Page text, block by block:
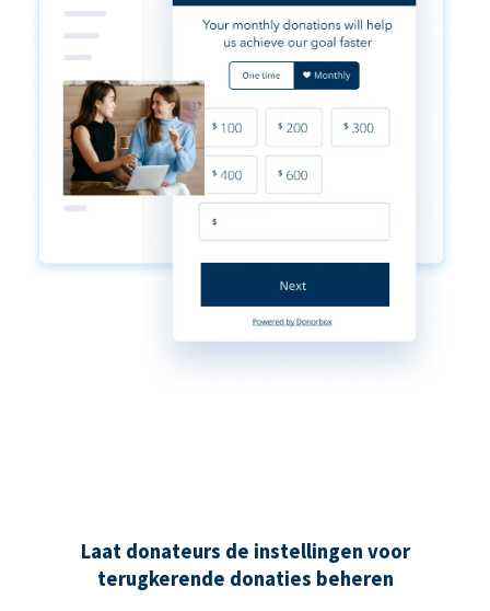
Laat donateurs de instellingen voor
terugkerende donaties beheren